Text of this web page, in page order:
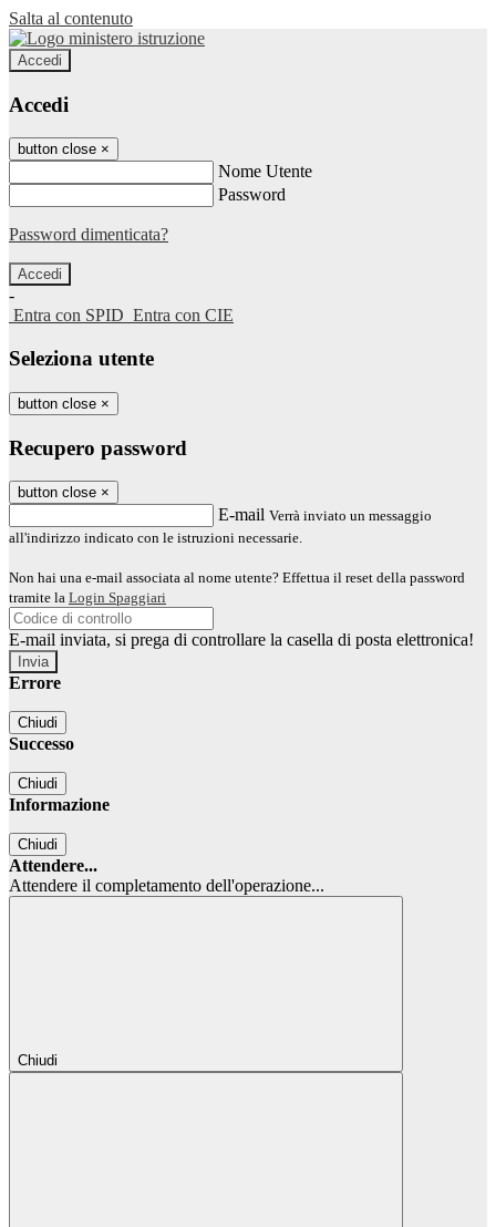
Salta al contenuto
Accedi
Accedi
button close ×
Nome Utente
Password
Password dimenticata?
-
Entra con SPID Entra con CIE
Seleziona utente
button close ×
Recupero password
button close ×
E-mail Verrà inviato un messaggio
all'indirizzo indicato con le istruzioni necessarie.
Non hai una e-mail associata al nome utente? Effettua il reset della password
tramite la Login Spaggiari
E-mail inviata, si prega di controllare la casella di posta elettronica!
Errore
Chiudi
Successo
Chiudi
Informazione
Chiudi
Attendere...
Attendere il completamento dell'operazione...
Chiudi